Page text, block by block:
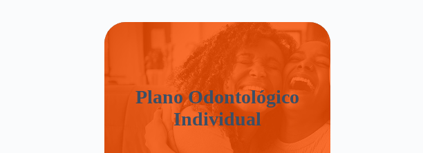
Plano Odontológico
Individual